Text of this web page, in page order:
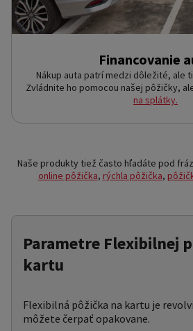
Financovanie
Nákup auta patrí medzi dôležité, ale
Zvládnite ho pomocou našej pôžičky,
na splátky.
Naše produkty tiež často hľadáte pod
online pôžička, rýchla pôžička,
Parametre Flexibilnej
kartu
Flexibilná pôžička na kartu je
môžete čerpať opakovane.